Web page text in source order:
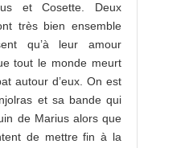
et Cosette. Deux
très bien ensemble
qu’à leur amour
tout le monde meurt
autour d’eux. On est
et sa bande qui
de Marius alors que
de mettre fin à la